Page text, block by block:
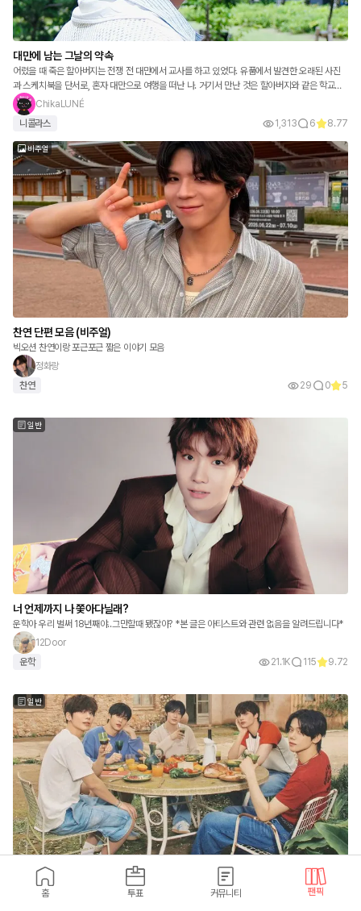
대만에 남는 그날의 약속
어렸을 때 죽은 할아버지는 전쟁 전 대만에서 교사를 하고 있었다. 유품에서 발견한 오래된 사진
과 스케치북을 단서로, 혼자 대만으로 여행을 떠난 나. 거기서 만난 것은 할아버지와 같은 학교에
서 교사를 하고 있던 가장 친한 친구의 손자였다. 할아버지가 보낸 곳이나 추억을 추적하는 가운
ChikaLUNÉ
니콜라스
1,313 6 8.77
비주얼
찬연 단편 모음 (비주얼)
빅오션 찬연이랑 포근포근 짧은 이야기 모음
정화랑
찬연
29 0 5
일반
너 언제까지 나 쫓아다닐래?
운학아 우리 벌써 18년째야..그만할때 됐잖아? *본 글은 아티스트와 관련 없음을 알려드립니다*
12Door
운학
21.1K 115 9.72
일반
모두의사랑
팝핑스타처럼 톡톡 터지는 상큼하고 짜릿한 성장스토리
홈 투표 커뮤니티 팬픽